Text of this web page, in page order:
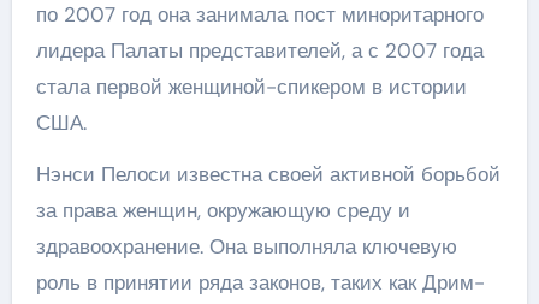
по 2007 год она занимала пост миноритарного
лидера Палаты представителей, а с 2007 года
стала первой женщиной-спикером в истории
США.
Нэнси Пелоси известна своей активной борьбой
за права женщин, окружающую среду и
здравоохранение. Она выполняла ключевую
роль в принятии ряда законов, таких как Дрим-